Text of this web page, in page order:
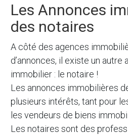
Les Annonces
des notaires
A côté des agences
d’annonces, il existe un autre
immobilier : le notaire !
Les annonces immobilières
plusieurs intérêts, tant pour
les vendeurs de biens
Les notaires sont des